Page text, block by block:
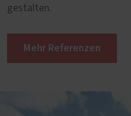
gestalten.
Mehr Referenzen